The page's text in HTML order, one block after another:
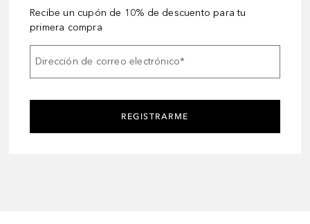
Recibe un cupón de 10% de descuento para tu
primera compra
Dirección de correo electrónico*
REGISTRARME